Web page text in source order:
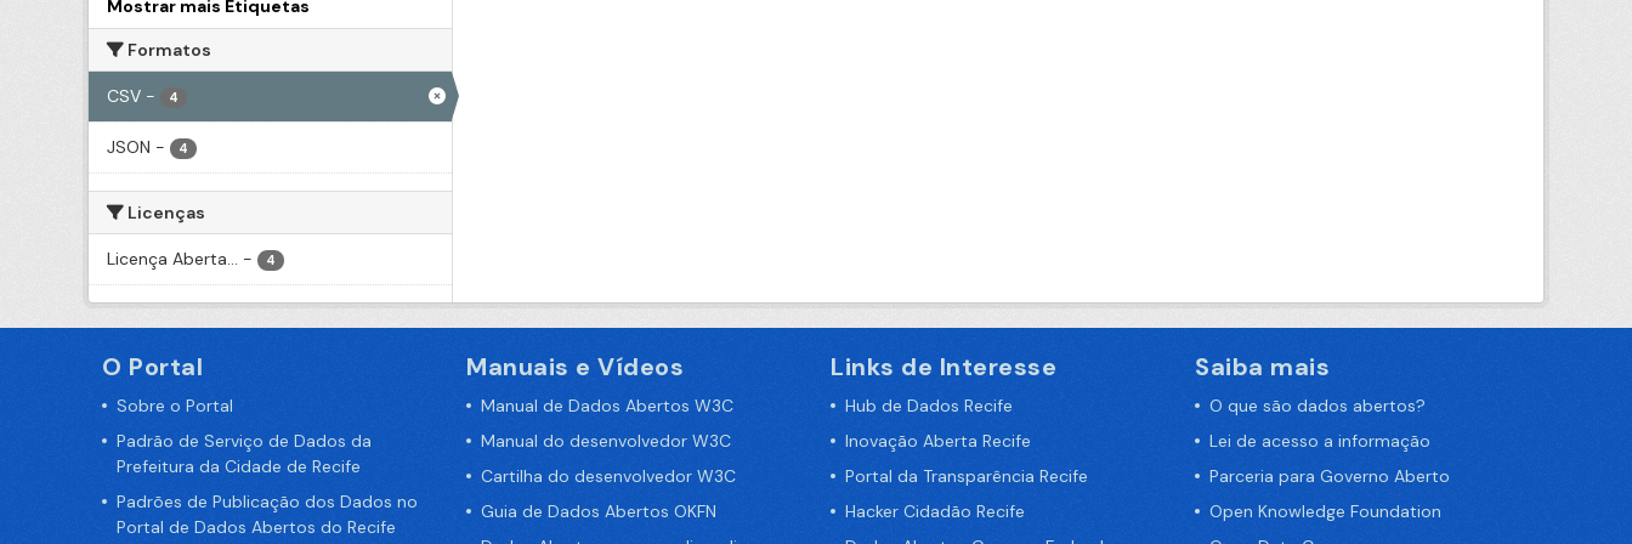
Mostrar mais Etiquetas
Formatos
CSV - 4
JSON - 4
Licenças
Licença Aberta... - 4
O Portal
Sobre o Portal
Padrão de Serviço de Dados da
Prefeitura da Cidade de Recife
Padrões de Publicação dos Dados no
Portal de Dados Abertos do Recife
Manuais e Vídeos
Manual de Dados Abertos W3C
Manual do desenvolvedor W3C
Cartilha do desenvolvedor W3C
Guia de Dados Abertos OKFN
Links de Interesse
Hub de Dados Recife
Inovação Aberta Recife
Portal da Transparência Recife
Hacker Cidadão Recife
Saiba mais
O que são dados abertos?
Lei de acesso a informação
Parceria para Governo Aberto
Open Knowledge Foundation